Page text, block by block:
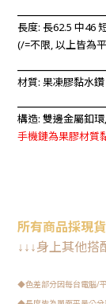
長度: 長62.5 中46
(/=不限, 以上皆為
材質: 果凍膠黏水鑽
構造: 雙邊金屬釦
手機鏈為果膠材質
所有商品採現
↓ ↓ ↓身上其他搭
◆色差部分因每台電腦/